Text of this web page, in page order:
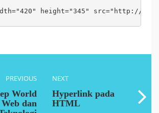
height="345" src="http://
PREVIOUS
World
dan
NEXT
Hyperlink pada
HTML